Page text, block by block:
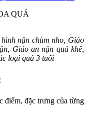
QUẢ
nặn chùm nho, Giáo
Giáo an nặn quả khế,
loại quả 3 tuổi
điểm, đặc trưng của từng